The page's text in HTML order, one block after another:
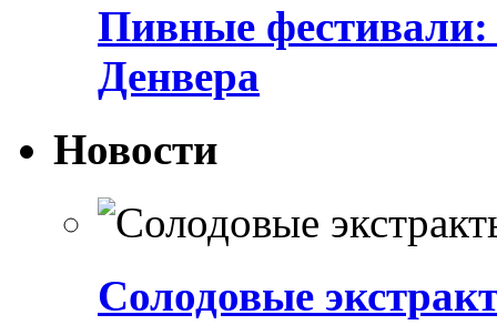
Пивные фестивали:
Денвера
Новости
Солодовые